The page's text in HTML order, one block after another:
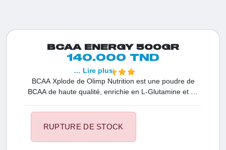
BCAA ENERGY 500GR
140.000 TND
BCAA Xplode de Olimp Nutrition est une poudre de
BCAA de haute qualité, enrichie en L-Glutamine et en
une assimilation accrue.
… Lire plus
RUPTURE DE STOCK